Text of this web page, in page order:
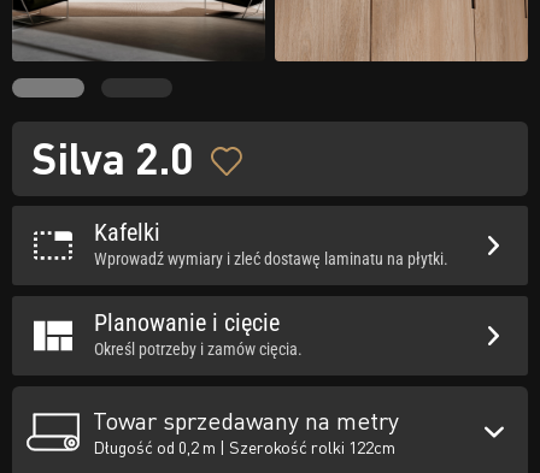
Silva 2.0
Kafelki
Wprowadź wymiary i zleć dostawę laminatu na płytki.
Planowanie i cięcie
Określ potrzeby i zamów cięcia.
Towar sprzedawany na metry
Długość od 0,2 m | Szerokość rolki 122cm